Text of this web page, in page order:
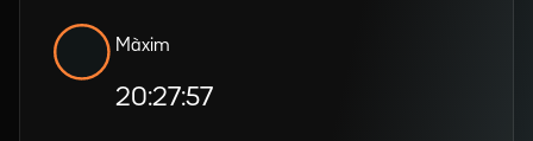
Màxim
20:27:57